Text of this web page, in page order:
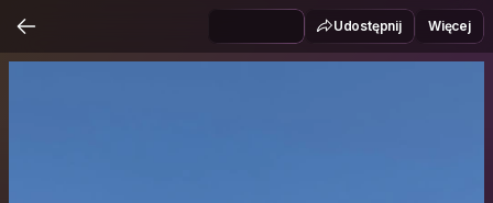
Udostępnij Więcej